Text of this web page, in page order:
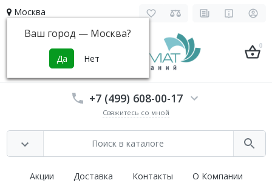
Москва
Ваш город — Москва?
0
+7 (499) 608-00-17
Свяжитесь со мной
Акции Доставка Контакты О Компании